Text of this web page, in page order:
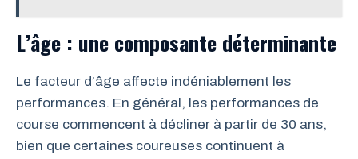
L’âge : une composante déterminante
Le facteur d’âge affecte indéniablement les
performances. En général, les performances de
course commencent à décliner à partir de 30 ans,
bien que certaines coureuses continuent à